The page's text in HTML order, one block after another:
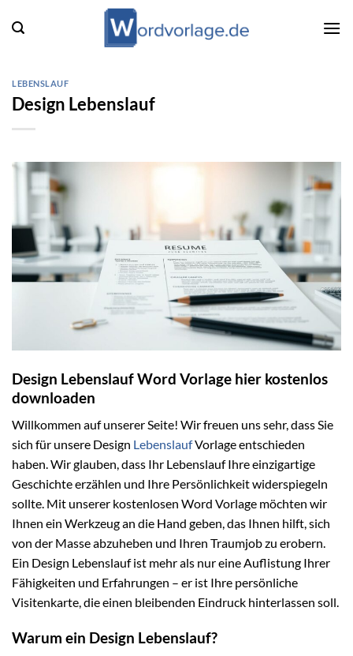
Inhalt
LEBENSLAUF
Design Lebenslauf
Design Lebenslauf Word Vorlage hier kostenlos
downloaden
Willkommen auf unserer Seite! Wir freuen uns sehr, dass Sie
sich für unsere Design LebenslaufVorlage entschieden
haben. Wir glauben, dass Ihr Lebenslauf Ihre einzigartige
Geschichte erzählen und Ihre Persönlichkeit widerspiegeln
sollte. Mit unserer kostenlosen Word Vorlage möchten wir
Ihnen ein Werkzeug an die Hand geben, das Ihnen hilft, sich
von der Masse abzuheben und Ihren Traumjob zu erobern.
Ein Design Lebenslauf ist mehr als nur eine Auflistung Ihrer
Fähigkeiten und Erfahrungen – er ist Ihre persönliche
Visitenkarte, die einen bleibenden Eindruck hinterlassen soll.
Warum ein Design Lebenslauf?